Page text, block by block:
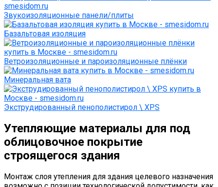
Звукоизоляционные панели/плиты
Базальтовая изоляция
Ветроизоляционные и пароизоляционные плёнки
Минеральная вата
Экструдированный пенополистирол \ XPS
Утепляющие материалы для под
облицовочное покрытие
строящегося здания
Монтаж слоя утепления для здания целевого назначения